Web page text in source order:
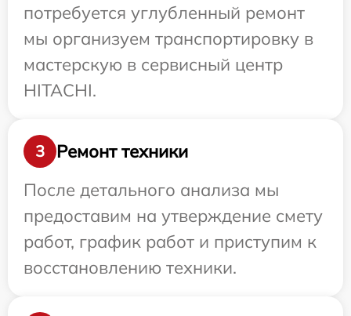
потребуется углубленный ремонт
мы организуем транспортировку в
мастерскую в сервисный центр
HITACHI.
3
Ремонт техники
После детального анализа мы
предоставим на утверждение смету
работ, график работ и приступим к
восстановлению техники.